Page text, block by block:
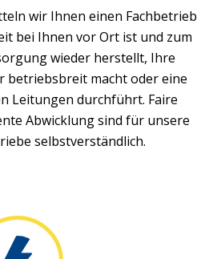
wir Ihnen einen Fachbetrieb
bei Ihnen vor Ort ist und zum
wieder herstellt, Ihre
betriebsbreit macht oder eine
Leitungen durchführt. Faire
Abwicklung sind für unsere
selbstverständlich.